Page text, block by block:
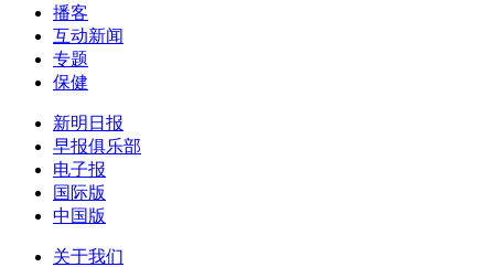
播客
互动新闻
专题
保健
新明日报
早报俱乐部
电子报
国际版
中国版
关于我们